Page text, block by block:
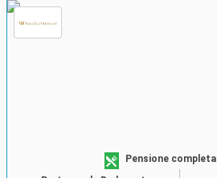
Pensione completa